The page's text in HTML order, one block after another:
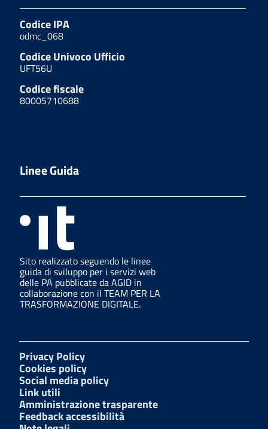
Codice IPA
odmc_068
Codice Univoco Ufficio
UFT56U
Codice fiscale
80005710688
Linee Guida
Sito realizzato seguendo le linee
guida di sviluppo per i servizi web
delle PA pubblicate da AGID in
collaborazione con il TEAM PER LA
TRASFORMAZIONE DIGITALE.
Privacy Policy
Cookies policy
Social media policy
Link utili
Amministrazione trasparente
Feedback accessibilità